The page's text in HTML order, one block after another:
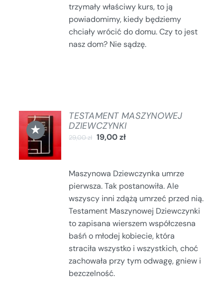
trzymały właściwy kurs, to ją
powiadomimy, kiedy będziemy
chciały wrócić do domu. Czy to jest
nasz dom? Nie sądzę.
★
DODAJ
DO
KOSZYKA
SZCZEGÓŁY
TESTAMENT MASZYNOWEJ
DZIEWCZYNKI
29,00zł 19,00zł
Maszynowa Dziewczynka umrze
pierwsza. Tak postanowiła. Ale
wszyscy inni zdążą umrzeć przed nią.
Testament Maszynowej Dziewczynki
to zapisana wierszem współczesna
baśń o młodej kobiecie, która
straciła wszystko i wszystkich, choć
zachowała przy tym odwagę, gniew i
bezczelność.